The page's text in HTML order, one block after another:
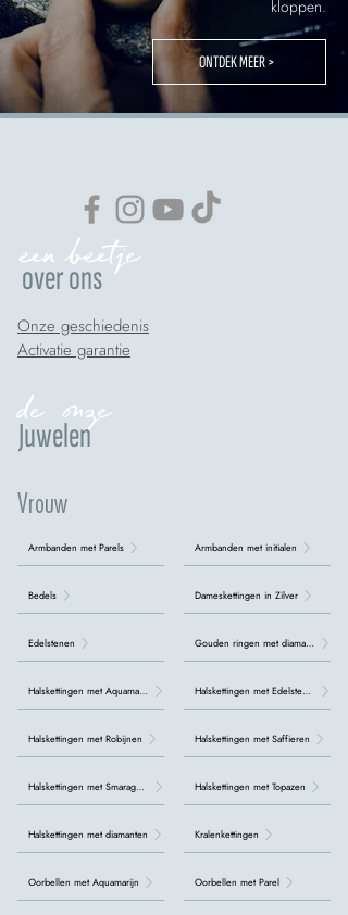
kloppen.
ONTDEK MEER >
over ons
een beetje
Onze geschiedenis
Activatie garantie
de onze
Juwelen
Vrouw
Armbanden met Parels
Bedels
Edelstenen
Halskettingen met Aquamarijn
Halskettingen met Robijnen
Halskettingen met Smaragden
Halskettingen met diamanten
Oorbellen met Aquamarijn
Armbanden met initialen
Dameskettingen in Zilver
Gouden ringen met diamanten
Halskettingen met Edelstenen
Halskettingen met Saffieren
Halskettingen met Topazen
Kralenkettingen
Oorbellen met Parel